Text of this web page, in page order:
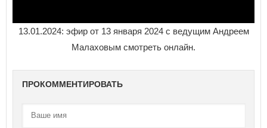
13.01.2024: эфир от 13 января 2024 с ведущим Андреем
Малаховым смотреть онлайн.
ПРОКОММЕНТИРОВАТЬ